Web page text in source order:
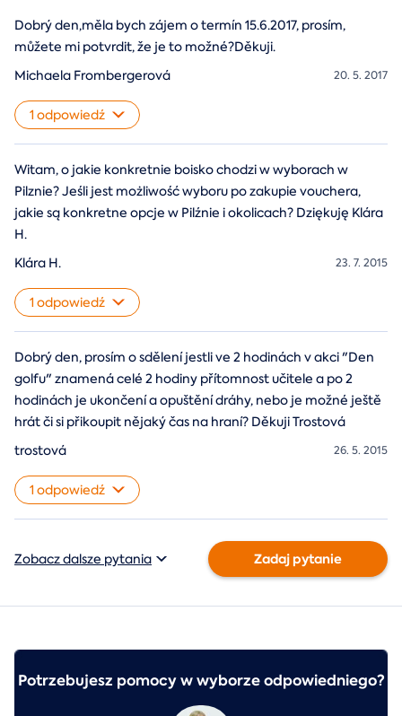
Dobrý den,měla bych zájem o termín 15.6.2017, prosím,
můžete mi potvrdit, že je to možné?Děkuji.
20. 5. 2017
Michaela Frombergerová
1 odpowiedź
Witam, o jakie konkretnie boisko chodzi w wyborach w
Pilznie? Jeśli jest możliwość wyboru po zakupie vouchera,
jakie są konkretne opcje w Pilźnie i okolicach? Dziękuję Klára
H.
23. 7. 2015
Klára H.
1 odpowiedź
Dobrý den, prosím o sdělení jestli ve 2 hodinách v akci "Den
golfu" znamená celé 2 hodiny přítomnost učitele a po 2
hodinách je ukončení a opuštění dráhy, nebo je možné ještě
hrát či si přikoupit nějaký čas na hraní? Děkuji Trostová
26. 5. 2015
trostová
1 odpowiedź
Zobacz dalsze pytania Zadaj pytanie
Potrzebujesz pomocy w wyborze odpowiedniego?